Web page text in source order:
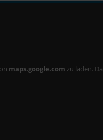
maps.google.com zu laden.